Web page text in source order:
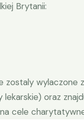
Brytanii:
zostaly wylaczone
oraz
cele